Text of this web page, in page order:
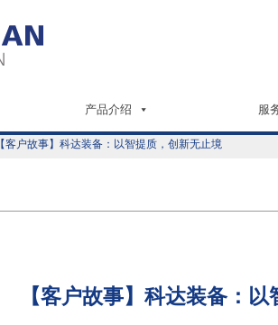
产品介绍 服
【客户故事】科达装备：以智提质，创新无止境
【客户故事】科达装备：